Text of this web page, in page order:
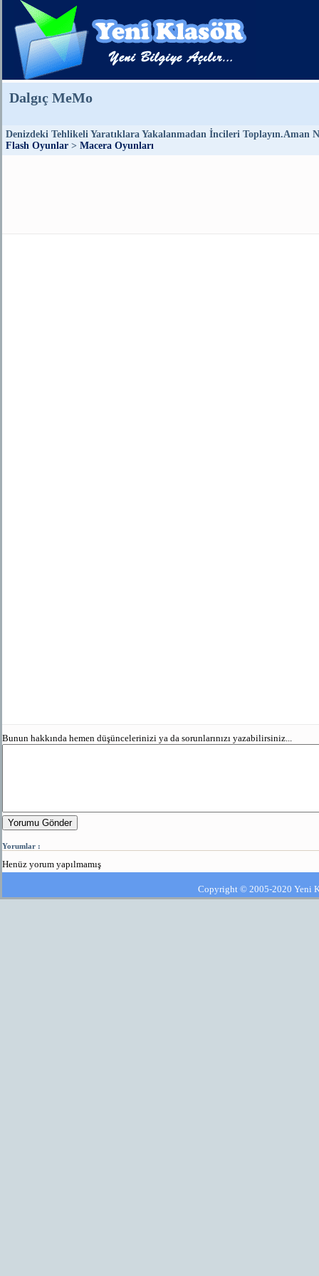
Dalgıç MeMo
Denizdeki Tehlikeli Yaratıklara Yakalanmadan İncileri Toplayın.Aman
Flash Oyunlar > Macera Oyunları
Bunun hakkında hemen düşüncelerinizi ya da sorunlarınızı yazabilirsiniz...
Yorumu Gönder
Yorumlar :
Henüz yorum yapılmamış
Copyright © 2005-2020 Yeni